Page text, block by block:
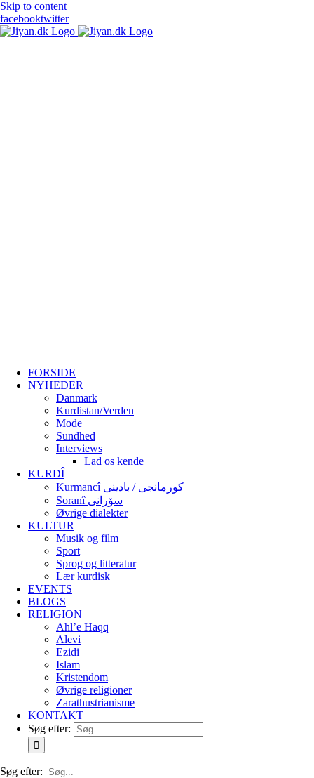
Skip to content
facebooktwitter
FORSIDE
NYHEDER
Danmark
Kurdistan/Verden
Mode
Sundhed
Interviews
Lad os kende
KURDÎ
Kurmancî کورمانجی / بادینی
Soranî سۆرانی
Øvrige dialekter
KULTUR
Musik og film
Sport
Sprog og litteratur
Lær kurdisk
EVENTS
BLOGS
RELIGION
Ahl’e Haqq
Alevi
Ezidi
Islam
Kristendom
Øvrige religioner
Zarathustrianisme
KONTAKT
Søg efter:
Søg efter: